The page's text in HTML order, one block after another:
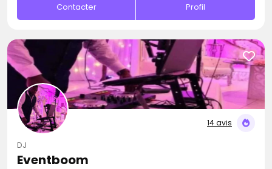
Contacter Profil
14 avis
DJ
Eventboom